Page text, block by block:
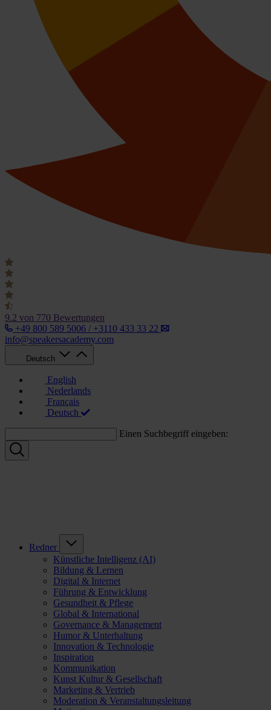
9.2 von 770 Bewertungen
+49 800 589 5006 / +3110 433 33 22
info@speakersacademy.com
Deutsch
English
Nederlands
Français
Deutsch
Einen Suchbegriff eingeben:
Redner
Künstliche Intelligenz (AI)
Bildung & Lernen
Digital & Internet
Führung & Entwicklung
Gesundheit & Pflege
Global & International
Governance & Management
Humor & Unterhaltung
Innovation & Technologie
Inspiration
Kommunikation
Kunst Kultur & Gesellschaft
Marketing & Vertrieb
Moderation & Veranstaltungsleitung